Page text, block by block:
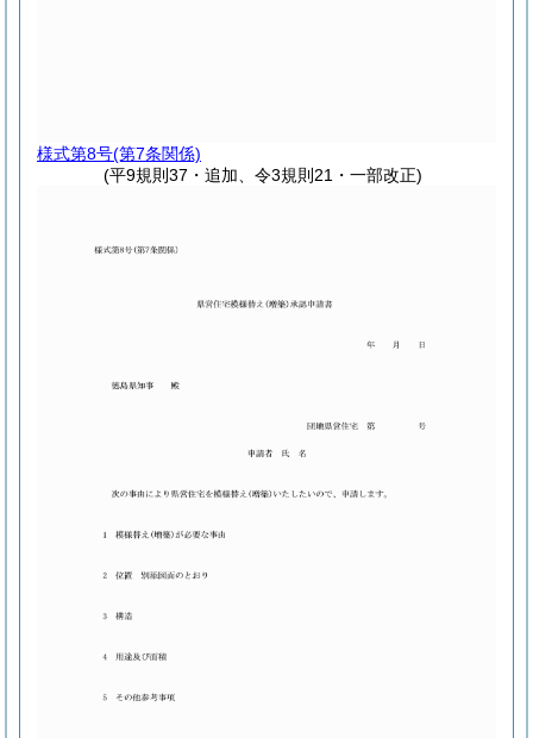
様式第8号(第7条関係)
(平9規則37・追加、令3規則21・一部改正)